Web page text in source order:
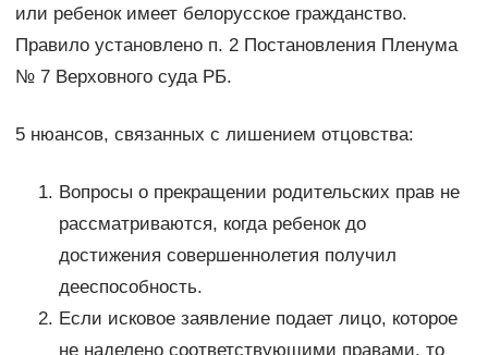
или ребенок имеет белорусское гражданство.
Правило установлено п. 2 Постановления Пленума
№ 7 Верховного суда РБ.
5 нюансов, связанных с лишением отцовства:
Вопросы о прекращении родительских прав не
рассматриваются, когда ребенок до
достижения совершеннолетия получил
дееспособность.
Если исковое заявление подает лицо, которое
не наделено соответствующими правами, то